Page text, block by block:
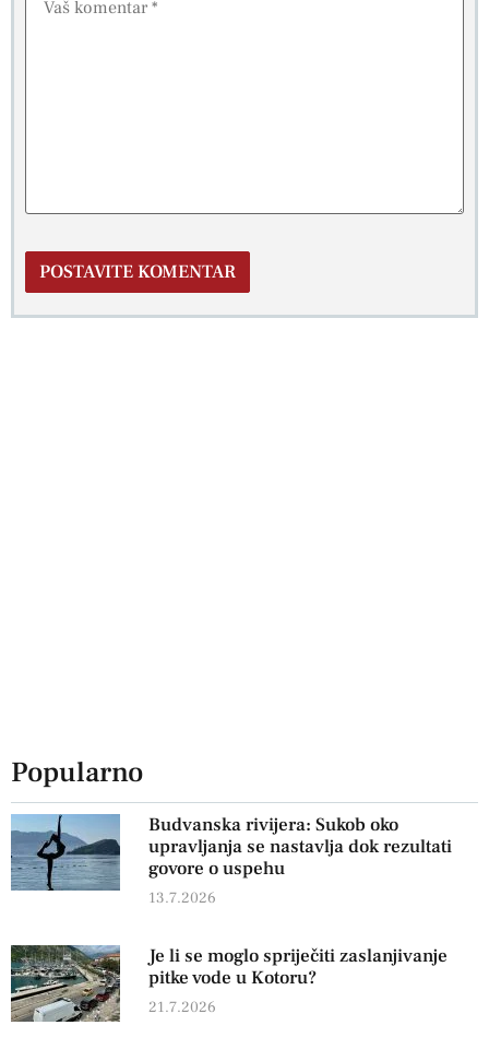
Popularno
Budvanska rivijera: Sukob oko
upravljanja se nastavlja dok rezultati
govore o uspehu
13.7.2026
Je li se moglo spriječiti zaslanjivanje
pitke vode u Kotoru?
21.7.2026